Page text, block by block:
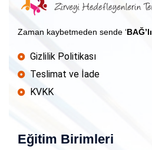
Zaman kaybetmeden sende ‘BAĞ’lı
Gizlilik Politikası
Teslimat ve İade
KVKK
Eğitim Birimleri